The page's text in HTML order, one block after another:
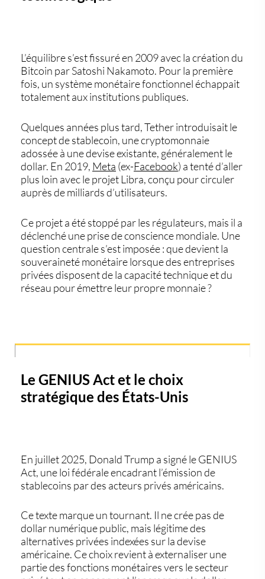
L’équilibre s’est fissuré en 2009 avec la création du
Bitcoin parSatoshi Nakamoto. Pour la première
fois, un système monétaire fonctionnel échappait
totalement aux institutions publiques.
Quelques années plus tard,Tetherintroduisait le
concept de stablecoin, une cryptomonnaie
adossée à une devise existante, généralement le
dollar. En 2019, Meta (ex-Facebook) a tenté d’aller
plus loin avec le projetLibra, conçu pour circuler
auprès de milliards d’utilisateurs.
Ce projet a été stoppé par les régulateurs, mais il a
déclenché une prise de conscience mondiale. Une
question centrale s’est imposée : que devient la
souveraineté monétaire lorsque des entreprises
privées disposent de la capacité technique et du
réseau pour émettre leur propre monnaie ?
Le GENIUS Act et le choix
stratégique des États-Unis
En juillet 2025, Donald Trump a signé leGENIUS
Act, une loi fédérale encadrant l’émission de
stablecoins par des acteurs privés américains.
Ce texte marque un tournant. Il ne crée pas de
dollar numérique public, mais légitime des
alternatives privées indexées sur la devise
américaine. Ce choix revient à externaliser une
partie des fonctions monétaires vers le secteur